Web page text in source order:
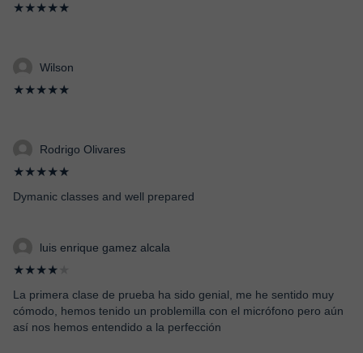
★★★★★
Wilson
★★★★★
Rodrigo Olivares
★★★★★
Dymanic classes and well prepared
luis enrique gamez alcala
★★★★
La primera clase de prueba ha sido genial, me he sentido muy
cómodo, hemos tenido un problemilla con el micrófono pero aún
así nos hemos entendido a la perfección